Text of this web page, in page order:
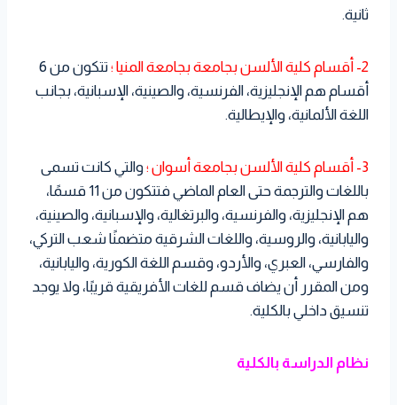
ثانية.
2- أقسام كلية الألسن بجامعة بجامعة المنيا ؛
تتكون من 6
أقسام هم الإنجليزية، الفرنسية، والصينية، الإسبانية، بجانب
اللغة الألمانية، والإيطالية.
3- أقسام كلية الألسن بجامعة أسوان ؛
والتي كانت تسمى
باللغات والترجمة حتى العام الماضي فتتكون من 11 قسمًا،
هم الإنجليزية، والفرنسية، والبرتغالية، والإسبانية، والصينية،
واليابانية، والروسية، واللغات الشرقية متضمنًا شعب التركي،
والفارسي، العبري، والأردو، وقسم اللغة الكورية، واليابانية،
ومن المقرر أن يضاف قسم للغات الأفريقية قريبًا، ولا يوجد
تنسيق داخلي بالكلية.
نظام الدراسة بالكلية